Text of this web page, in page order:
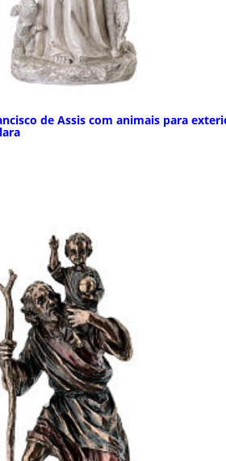
de Assis com animais para